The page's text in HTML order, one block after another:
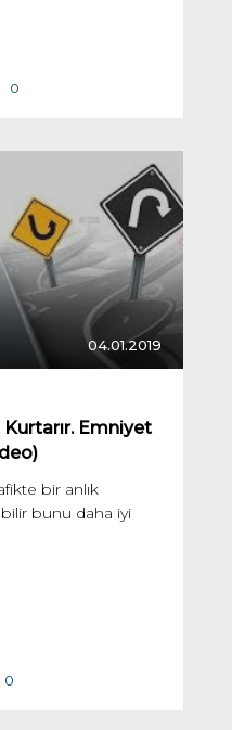
0
04.01.2019
Emniyet
bir anlık
bunu daha iyi
0